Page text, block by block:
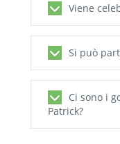
Viene
No, alla
celebrate solo
in spagnolo.
Per
Manhattan
Pompeii
Si può
Certo, la
Saint Patrick è
Ci sono i
Patrick?